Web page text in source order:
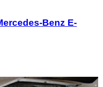
Benz E-